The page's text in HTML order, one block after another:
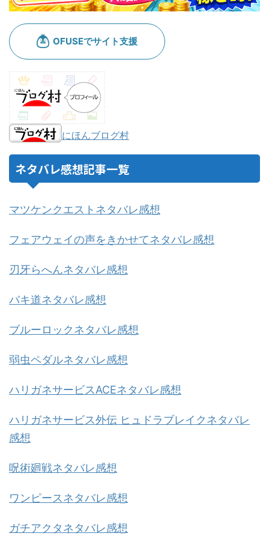
にほんブログ村
ネタバレ感想記事一覧
マツケンクエストネタバレ感想
フェアウェイの声をきかせてネタバレ感想
刃牙らへんネタバレ感想
バキ道ネタバレ感想
ブルーロックネタバレ感想
弱虫ペダルネタバレ感想
ハリガネサービスACEネタバレ感想
ハリガネサービス外伝 ヒュドラブレイクネタバレ
感想
呪術廻戦ネタバレ感想
ワンピースネタバレ感想
ガチアクタネタバレ感想